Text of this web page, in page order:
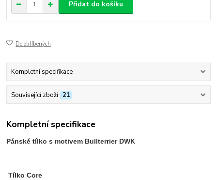
Přidat do košíku
Do oblíbených
Kompletní specifikace
Související zboží 21
Kompletní specifikace
Pánské tílko s motivem Bullterrier DWK
Tílko Core